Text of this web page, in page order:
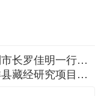
行新春慰问峨眉山佛协
研究项目正式启动